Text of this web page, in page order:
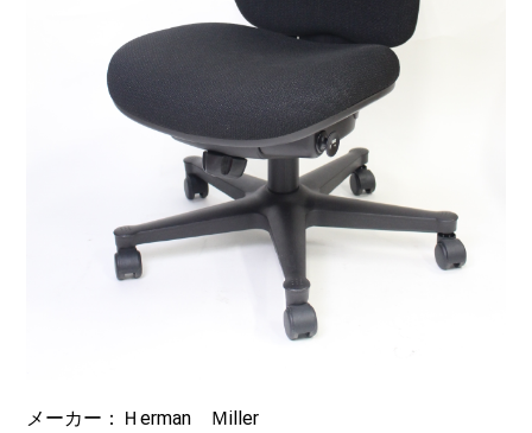
メーカー：Ｈerman Ｍiller